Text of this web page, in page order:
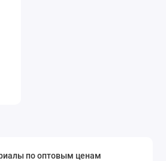
по оптовым ценам